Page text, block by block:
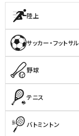
陸上
サッカー・フットサル
野球
テニス
バトミントン